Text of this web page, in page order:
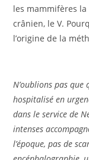
les mammifères
crânien, le V.
l’origine de la
N’oublions pas que
hospitalisé en
dans le service de
intenses
l’époque, pas de